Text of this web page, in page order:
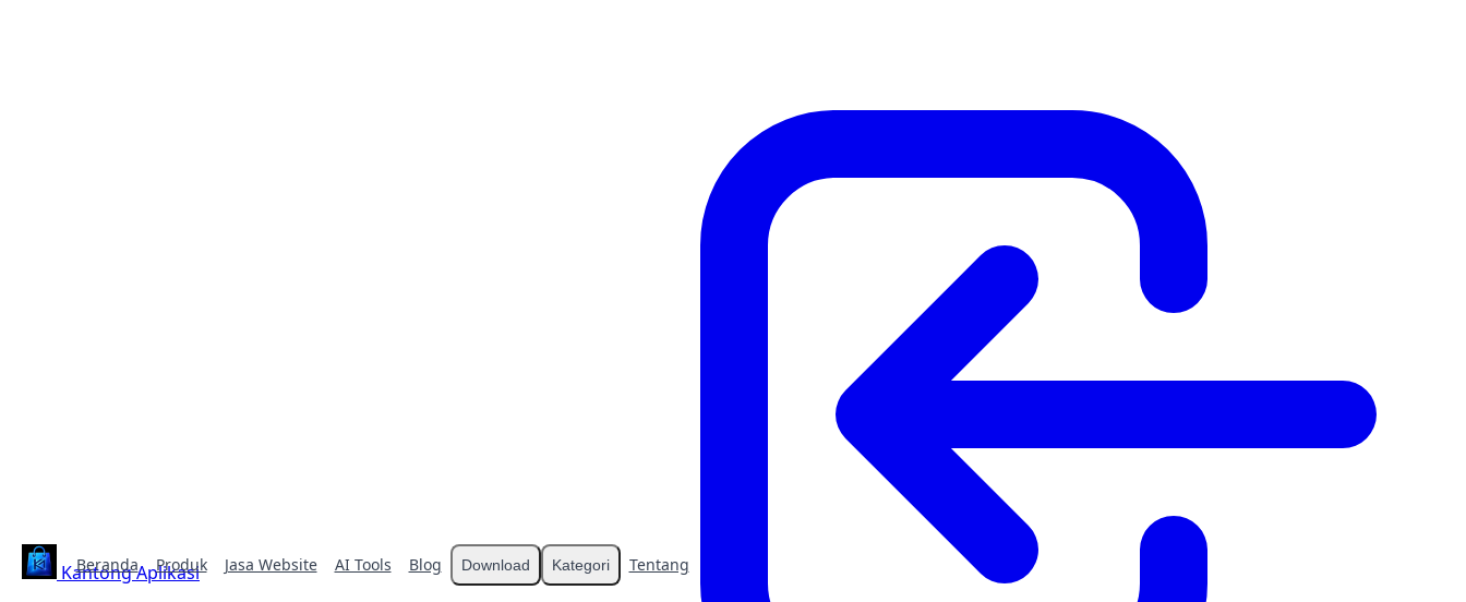
Kantong Aplikasi
Beranda Produk Jasa Website AI Tools Blog Download Kategori Tentang